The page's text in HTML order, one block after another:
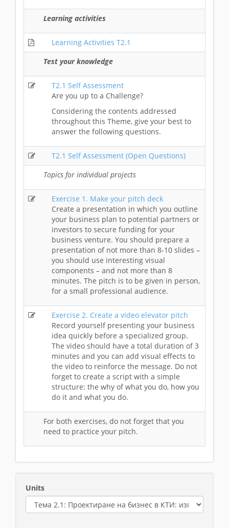
Learning activities
Learning Activities T2.1
Test your knowledge
T2.1 Self Assessment
Are you up to a Challenge?
Considering the contents addressed
throughout this Theme, give your best to
answer the following questions.
T2.1 Self Assessment (Open Questions)
Topics for individual projects
Exercise 1. Make your pitch deck
Create a presentation in which you outline
your business plan to potential partners or
investors to secure funding for your
business venture. You should prepare a
presentation of not more than 8-10 slides –
you should use interesting visual
components – and not more than 8
minutes. The pitch is to be given in person,
for a small professional audience.
Exercise 2. Create a video elevator pitch
Record yourself presenting your business
idea quickly before a specialized group.
The video should have a total duration of 3
minutes and you can add visual effects to
the video to reinforce the message. Do not
forget to create a script with a simple
structure: the why of what you do, how you
do it and what you do.
For both exercises, do not forget that you
need to practice your pitch.
Units